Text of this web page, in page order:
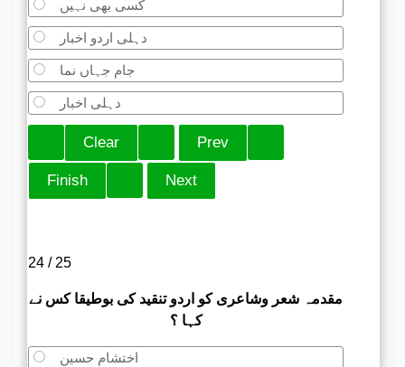
کسی بھی نہیں
دہلی اردو اخبار
جام جہاں نما
دہلی اخبار
24 / 25
مقدمہ شعر وشاعری کو اردو تنقید کی بوطیقا کس نے
کہا ؟
اختشام حسین